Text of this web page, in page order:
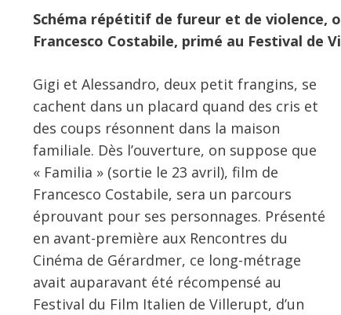
Schéma répétitif de fureur et de violence,
Francesco Costabile, primé au Festival de
Gigi et Alessandro, deux petit frangins, se
cachent dans un placard quand des cris et
des coups résonnent dans la maison
familiale. Dès l’ouverture, on suppose que
« Familia » (sortie le 23 avril), film de
Francesco Costabile, sera un parcours
éprouvant pour ses personnages. Présenté
en avant-première aux Rencontres du
Cinéma de Gérardmer, ce long-métrage
avait auparavant été récompensé au
Festival du Film Italien de Villerupt, d’un